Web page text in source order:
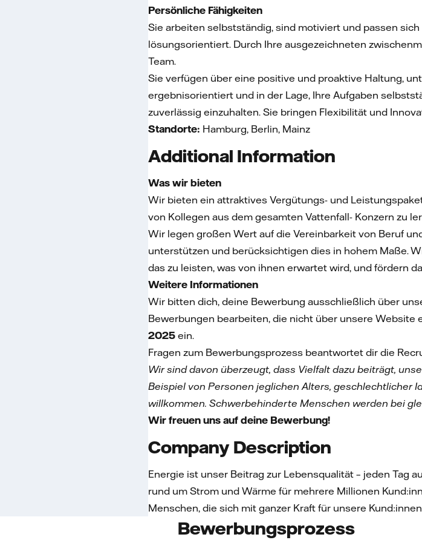
Persönliche Fähigkeiten
Sie arbeiten selbstständig, sind motiviert und passen
lösungsorientiert. Durch Ihre ausgezeichneten
Team.
Sie verfügen über eine positive und proaktive Haltung,
ergebnisorientiert und in der Lage, Ihre Aufgaben
zuverlässig einzuhalten. Sie bringen Flexibilität und
Standorte: Hamburg, Berlin, Mainz
Additional Information
Was wir bieten
Wir bieten ein attraktives Vergütungs- und
von Kollegen aus dem gesamten Vattenfall- Konzern zu
Wir legen großen Wert auf die Vereinbarkeit von Beruf
unterstützen und berücksichtigen dies in hohem Maße.
das zu leisten, was von ihnen erwartet wird, und fördern
Weitere Informationen
Wir bitten dich, deine Bewerbung ausschließlich über
Bewerbungen bearbeiten, die nicht über unsere
2025 ein.
Fragen zum Bewerbungsprozess beantwortet dir die
Wir sind davon überzeugt, dass Vielfalt dazu beiträgt,
Beispiel von Personen jeglichen Alters, geschlechtlicher
willkommen. Schwerbehinderte Menschen werden bei
Wir freuen uns auf deine Bewerbung!
Company Description
Energie ist unser Beitrag zur Lebensqualität – jeden Tag
rund um Strom und Wärme für mehrere Millionen
Menschen, die sich mit ganzer Kraft für unsere
Bewerbungsprozess